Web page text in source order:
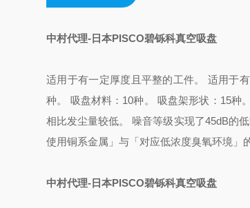
中村代理-日本PISCO碧铄科真空吸盘
适用于有一定厚度且平整的工件。 适用于
种。 吸盘材料：10种。 吸盘架形状：15种
相比发尘量较低。 噪音等级实现了45dB的
使用铜系金属」与「对应低浓度臭氧环境」
中村代理-日本PISCO碧铄科真空吸盘